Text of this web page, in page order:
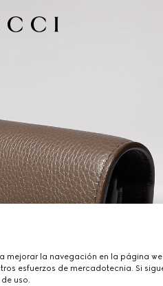
mejorar la navegación en la página
esfuerzos de mercadotecnia. Si
uso.